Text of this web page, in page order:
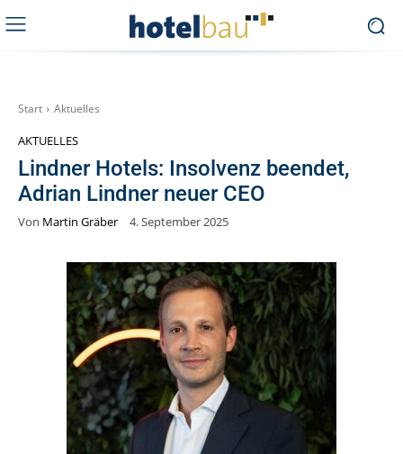
Start Aktuelles
AKTUELLES
Lindner Hotels: Insolvenz beendet,
Adrian Lindner neuer CEO
Von Martin Gräber 4. September 2025